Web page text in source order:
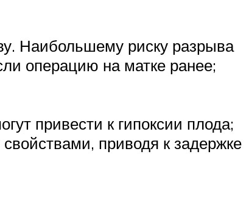
Наибольшему риску разрыва
операцию на матке ранее;
привести к гипоксии плода;
приводя к задержке